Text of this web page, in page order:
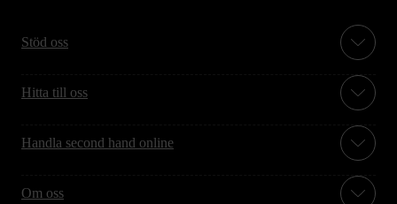
Stöd oss
Hitta till oss
Handla second hand online
Om oss